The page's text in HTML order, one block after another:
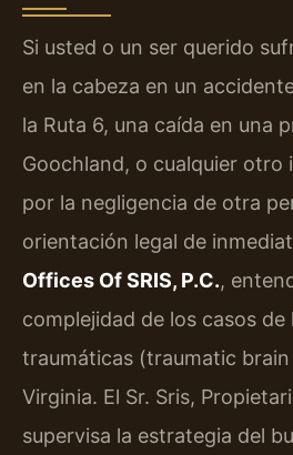
Si usted o un ser querido
en la cabeza en un
la Ruta 6, una caída en una
Goochland, o cualquier otro
por la negligencia de otra
orientación legal de
Offices Of SRIS, P.C.,
complejidad de los casos de
traumáticas (traumatic
Virginia. El Sr. Sris,
supervisa la estrategia del